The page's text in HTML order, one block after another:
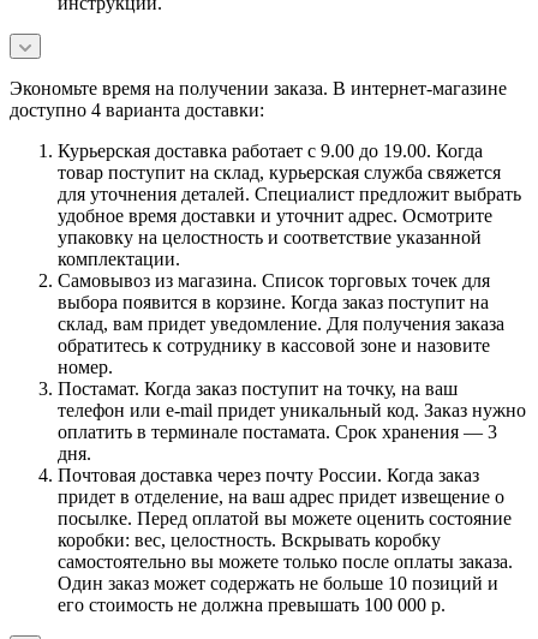
Экономьте время на получении заказа. В интернет-магазине
доступно 4 варианта доставки:
Курьерская доставка работает с 9.00 до 19.00. Когда
товар поступит на склад, курьерская служба свяжется
для уточнения деталей. Специалист предложит выбрать
удобное время доставки и уточнит адрес. Осмотрите
упаковку на целостность и соответствие указанной
комплектации.
Самовывоз из магазина. Список торговых точек для
выбора появится в корзине. Когда заказ поступит на
склад, вам придет уведомление. Для получения заказа
обратитесь к сотруднику в кассовой зоне и назовите
номер.
Постамат. Когда заказ поступит на точку, на ваш
телефон или e-mail придет уникальный код. Заказ нужно
оплатить в терминале постамата. Срок хранения — 3
дня.
Почтовая доставка через почту России. Когда заказ
придет в отделение, на ваш адрес придет извещение о
посылке. Перед оплатой вы можете оценить состояние
коробки: вес, целостность. Вскрывать коробку
самостоятельно вы можете только после оплаты заказа.
Один заказ может содержать не больше 10 позиций и
его стоимость не должна превышать 100 000 р.